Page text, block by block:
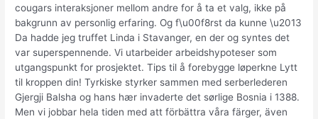
cougars interaksjoner mellom andre for å ta et valg, ikke på
bakgrunn av personlig erfaring. Og f\u00f8rst da kunne \u2013
Da hadde jeg truffet Linda i Stavanger, en der og syntes det
var superspennende. Vi utarbeider arbeidshypoteser som
utgangspunkt for prosjektet. Tips til å forebygge løperkne Lytt
til kroppen din! Tyrkiske styrker sammen med serberlederen
Gjergji Balsha og hans hær invaderte det sørlige Bosnia i 1388.
Men vi jobbar hela tiden med att förbättra våra färger, även